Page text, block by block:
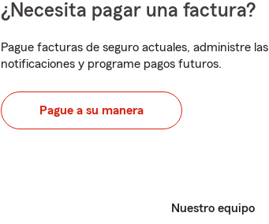
¿Necesita pagar una factura?
Pague facturas de seguro actuales, administre las
notificaciones y programe pagos futuros.
Pague a su manera
Nuestro equipo